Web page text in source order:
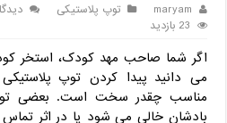
maryam توپ پلاستیکی
23 بازدید
اگر شما صاحب مهد کودک، استخر
می ‌دانید پیدا کردن توپ
مناسب چقدر سخت است. بعضی
بادشان خالی می ‌شود یا در اثر